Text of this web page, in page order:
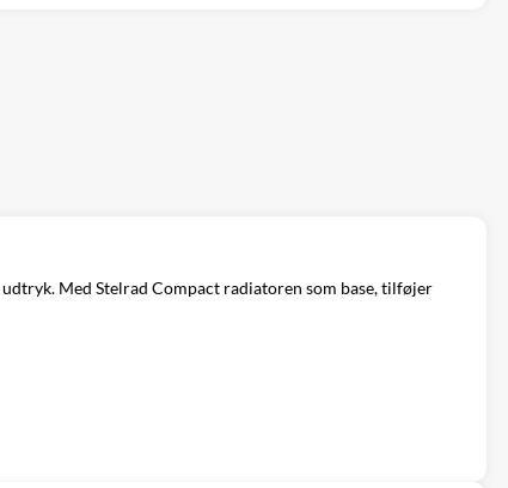
Med Stelrad Compact radiatoren som base, tilføjer